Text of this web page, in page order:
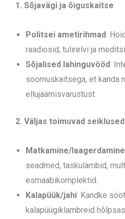
1. Sõjavägi ja õiguskaitse
Politsei ametirihmad:
raadiosid, tulirelvi ja
Sõjalised lahinguvööd:
soomuskaitsega, et kanda
ellujäämisvarustust.
2. Väljas toimuvad seiklused
Matkamine/laagerdamine
seadmed, taskulambid,
esmaabikomplektid.
Kalapüük/jahi: Kandke
kalapüügiklambreid